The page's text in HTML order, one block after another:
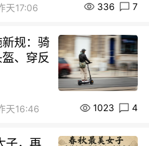
天17:06 336 7
规：骑
、穿反
天16:46 1023 4